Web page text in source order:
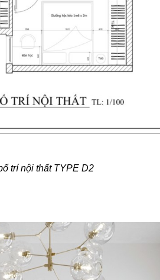
trí nội thất TYPE D2